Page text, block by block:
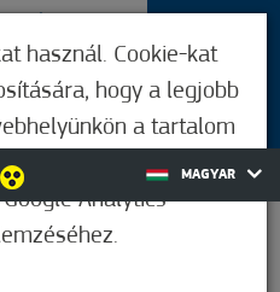
MAGYAR
használ. Cookie-kat
hogy a legjobb
a tartalom
szabásához,
Analytics